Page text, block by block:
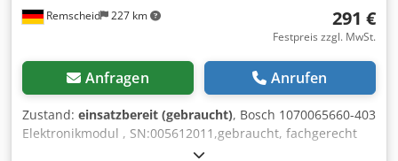
Remscheid 227 km 291 €
Festpreis zzgl. MwSt.
Anfragen Anrufen
Zustand: einsatzbereit (gebraucht), Bosch 1070065660-403
Elektronikmodul , SN:005612011,gebraucht, fachgerecht
komplett überholt und getestet mit 12 Monaten